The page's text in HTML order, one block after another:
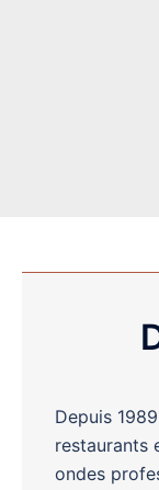
Depuis
restaurants
ondes